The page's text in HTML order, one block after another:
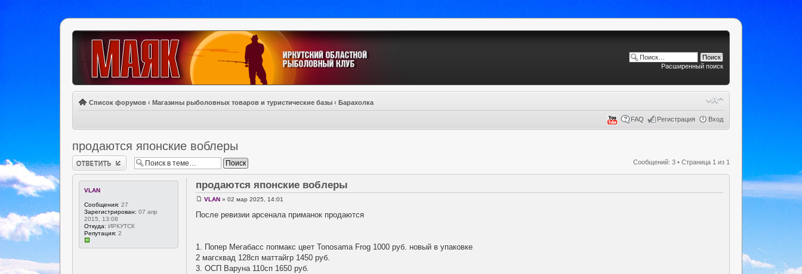
Расширенный поиск
Список форумов ‹ Магазины рыболовных товаров и туристические базы ‹ Барахолка
FAQ Регистрация Вход
продаются японские воблеры
Ответить Сообщений: 3 • Страница 1 из 1
VLAN
Сообщения: 27
Зарегистрирован: 07 апр
2015, 13:08
Откуда: ИРКУТСК
Репутация: 2
продаются японские воблеры
VLAN » 02 мар 2025, 14:01
После ревизии арсенала приманок продаются
1. Попер Мегабасс попмакс цвет Tonosama Frog 1000 руб. новый в упаковке
2 магсквад 128сп маттайгр 1450 руб.
3. ОСП Варуна 110сп 1650 руб.